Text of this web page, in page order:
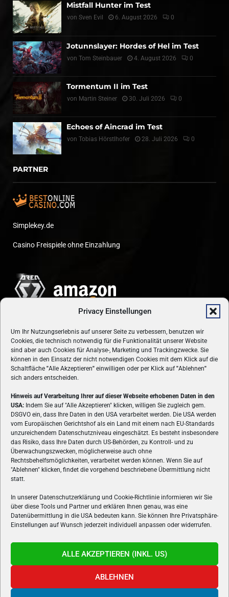
Privacy Einstellungen
Um Ihr Nutzungserlebnis auf unserer Seite zu verbessern, benutzen wir
Cookies, die technisch notwendig für die Funktionalität unserer Website
sind aber auch Cookies für Analyse-, Marketing und Trackingzwecke. Sie
können in den Einsatz der nicht notwendigen Cookies mit dem Klick auf die
Schaltfläche "Alle Akzeptieren" einwilligen oder per Klick auf"Ablehnen"
sich anders entscheiden.
Hinweis auf Verarbeitung Ihrer auf dieser Webseite erhobenen Daten in den
USA: Indem Sie auf "Alle Akzeptieren" klicken, willigen Sie zugleich gem.
DSGVO ein, dass Ihre Daten in den USA verarbeitet werden. Die USA werden
vom Europäischen Gerichtshof als ein Land mit einem nach EU-Standards
unzureichendem Datenschutzniveau eingeschätzt. Es besteht insbesondere
das Risiko, dass Ihre Daten durch US-Behörden, zu Kontroll- und zu
Überwachungszwecken, möglicherweise auch ohne
Rechtsbehelfsmöglichkeiten, verarbeitet werden können. Wenn Sie auf
"Ablehnen" klicken, findet die vorgehend beschriebene Übermittlung nicht
statt.
In unserer Datenschutzerklärung und Cookie-Richtlinie informieren wir Sie
über diese Tools und Partner und erklären Ihnen genau, was eine
Datenübermittlung in die USA bedeuten kann. Sie können Ihre Privatsphäre-
Einstellungen auf Wunsch jederzeit individuell anpassen oder widerrufen.
ALLE AKZEPTIEREN (INKL. US)
ABLEHNEN
Mistfall Hunter im Test
von Sven Evil 6. August 2026 0
Jotunnslayer: Hordes of Hel im Test
von Tom Steinbauer 4. August 2026 0
Tormentum II im Test
von Martin Steiner 30. Juli 2026 0
Echoes of Aincrad im Test
von Tobias Hörstlhofer 28. Juli 2026 0
PARTNER
Simplekey.de
Casino Freispiele ohne Einzahlung
ÜBER UNS
VON GAMERN, FÜR GAMER! Gamers.at ist das älteste Online-
Spielemagazin Österreichs und bringt täglich aktuelle News,
Reviews und Videos zu PC- und Konsolenspielen, Gaming-
Hardware und aus der Welt des e-Sport's.
FOLGE UNS